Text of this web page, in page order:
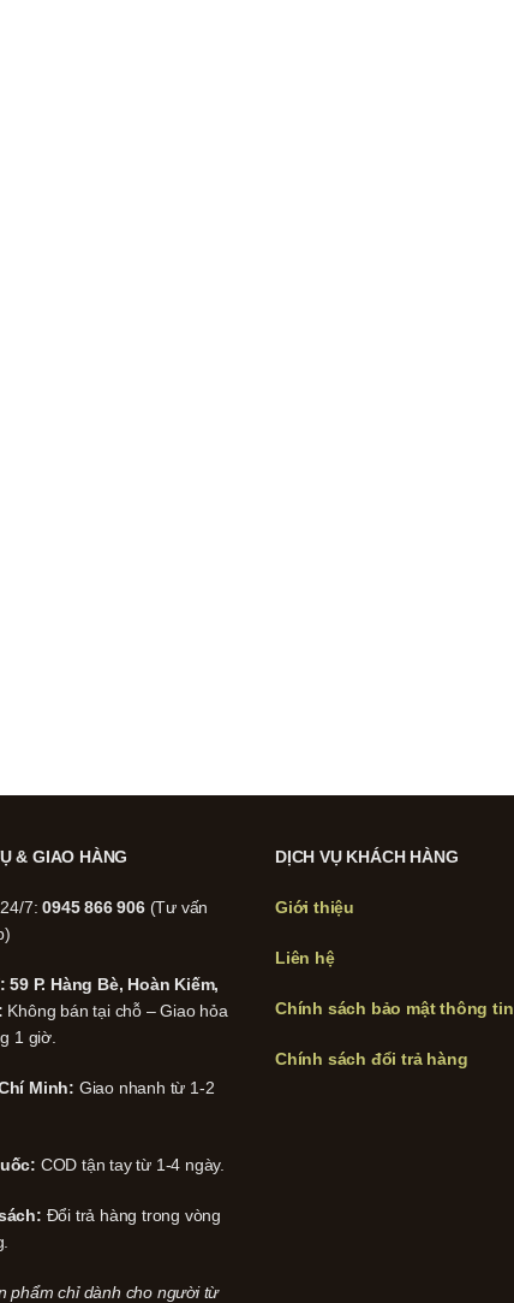
& GIAO HÀNG
24/7:0945 866 906(Tư vấn
59 P. Hàng Bè, Hoàn Kiếm,
Không bán tại chỗ – Giao hỏa
1 giờ.
Minh: Giao nhanh từ 1-2
COD tận tay từ 1-4 ngày.
Đổi trả hàng trong vòng
phẩm chỉ dành cho người từ
DỊCH VỤ KHÁCH HÀNG
Giới thiệu
Liên hệ
Chính sách bảo mật thông tin
Chính sách đổi trả hàng